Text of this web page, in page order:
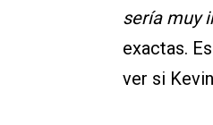
sería muy
exactas.
ver si